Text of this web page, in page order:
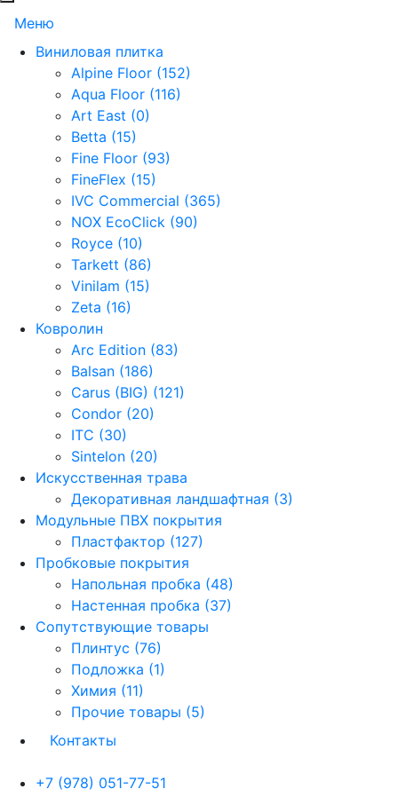
Меню
Виниловая плитка
Alpine Floor (152)
Aqua Floor (116)
Art East (0)
Betta (15)
Fine Floor (93)
FineFlex (15)
IVC Commercial (365)
NOX EcoClick (90)
Royce (10)
Tarkett (86)
Vinilam (15)
Zeta (16)
Ковролин
Arc Edition (83)
Balsan (186)
Carus (BIG) (121)
Condor (20)
ITC (30)
Sintelon (20)
Искусственная трава
Декоративная ландшафтная (3)
Модульные ПВХ покрытия
Пластфактор (127)
Пробковые покрытия
Напольная пробка (48)
Настенная пробка (37)
Сопутствующие товары
Плинтус (76)
Подложка (1)
Химия (11)
Прочие товары (5)
Контакты
+7 (978) 051-77-51